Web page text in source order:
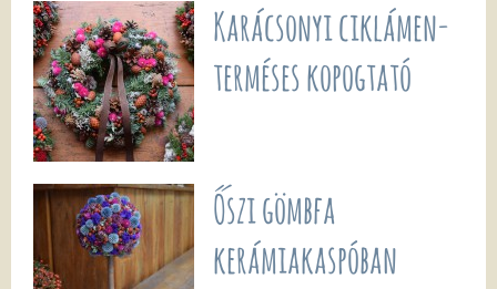
Karácsonyi ciklámen-
terméses kopogtató
Őszi gömbfa
kerámiakaspóban